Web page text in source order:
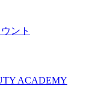
ント
ACADEMY